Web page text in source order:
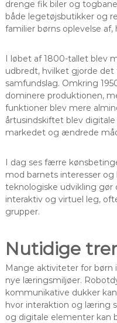
drenge fik biler og
både legetøjsbutikker og
familier børns oplevelse
I løbet af 1800-tallet blev
udbredt, hvilket gjorde
samfundslag. Omkring
dominere produktionen,
funktioner blev mere
årtusindskiftet blev
markedet og ændrede
I dag ses færre
mod barnets interesser
teknologiske udvikling
interaktiv og virtuel leg,
grupper.
Nutidige
Mange aktiviteter for børn
nye læringsmiljøer.
kommunikative dukker
hvor interaktion og læring
og digitale elementer kan